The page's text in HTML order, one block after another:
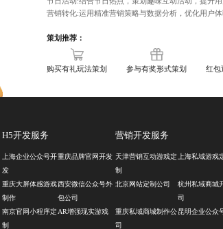
营销转化:运用精准营销策略与数据分析，优化用户
策划推荐：
购买有礼玩法策划 参与有奖形式策划 红包
H5开发服务
上海企业公众号开
发
重庆品牌官网开发
重庆大屏体感游戏
制作
西安微信公众号外
包公司
南京官网小程序定
制
AR增强现实游戏
营销开发服务
天津营销互动游戏定
制
上海私域游戏
北京网站定制公司
杭州私域商城
司
重庆私域商城制作公
司
昆明企业公众